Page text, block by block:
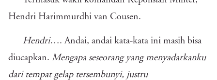
Hendri Harimmurdhi van Cousen.
Hendri…. Andai, andai kata-kata ini masih bisa
diucapkan. Mengapa seseorang yang menyadarkanku
dari tempat gelap tersembunyi, justru